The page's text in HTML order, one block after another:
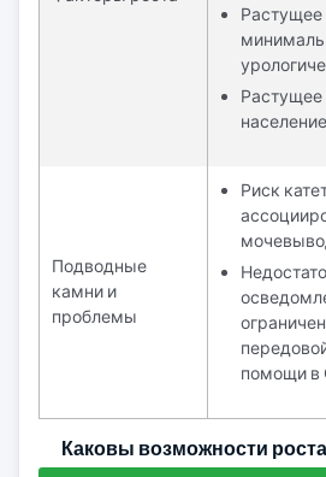
Растущее
население
Подводные
камни и
проблемы
Риск
помощи
Каковы возможности